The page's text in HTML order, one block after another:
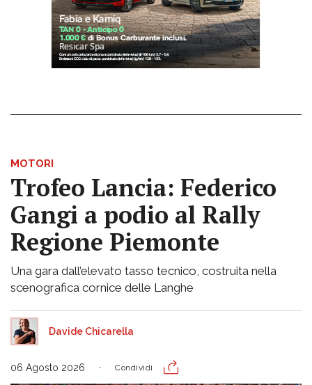
MOTORI
Trofeo Lancia: Federico
Gangi a podio al Rally
Regione Piemonte
Una gara dall’elevato tasso tecnico, costruita nella
scenografica cornice delle Langhe
Davide Chicarella
06 Agosto 2026 Condividi